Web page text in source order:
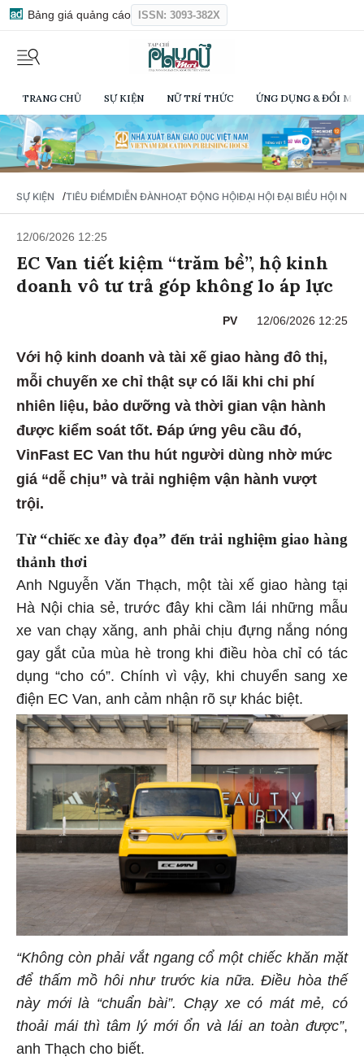
Bảng giá quảng cáo ISSN: 3093-382X
TRANG CHỦ SỰ KIỆN NỮ TRÍ THỨC ỨNG DỤNG & ĐỔI
SỰ KIỆN / TIÊU ĐIỂMDIỄN ĐÀNHOẠT ĐỘNG HỘIĐẠI HỘI ĐẠI BIỂU HỘI NỮ
12/06/2026 12:25
EC Van tiết kiệm “trăm bề”, hộ kinh
doanh vô tư trả góp không lo áp lực
PV 12/06/2026 12:25
Với hộ kinh doanh và tài xế giao hàng đô thị,
mỗi chuyến xe chỉ thật sự có lãi khi chi phí
nhiên liệu, bảo dưỡng và thời gian vận hành
được kiểm soát tốt. Đáp ứng yêu cầu đó,
VinFast EC Van thu hút người dùng nhờ mức
giá “dễ chịu” và trải nghiệm vận hành vượt
trội.
Từ “chiếc xe đày đọa” đến trải nghiệm giao hàng
thảnh thơi
Anh Nguyễn Văn Thạch, một tài xế giao hàng tại
Hà Nội chia sẻ, trước đây khi cầm lái những mẫu
xe van chạy xăng, anh phải chịu đựng nắng nóng
gay gắt của mùa hè trong khi điều hòa chỉ có tác
dụng “cho có”. Chính vì vậy, khi chuyển sang xe
điện EC Van, anh cảm nhận rõ sự khác biệt.
“Không còn phải vắt ngang cổ một chiếc khăn mặt
để thấm mồ hôi như trước kia nữa. Điều hòa thế
này mới là “chuẩn bài”. Chạy xe có mát mẻ, có
thoải mái thì tâm lý mới ổn và lái an toàn được”,
anh Thạch cho biết.